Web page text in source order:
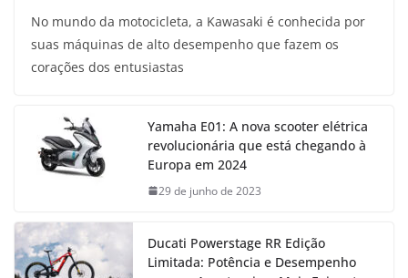
No mundo da motocicleta, a Kawasaki é conhecida por
suas máquinas de alto desempenho que fazem os
corações dos entusiastas
Yamaha E01: A nova scooter elétrica
revolucionária que está chegando à
Europa em 2024
29 de junho de 2023
Ducati Powerstage RR Edição
Limitada: Potência e Desempenho